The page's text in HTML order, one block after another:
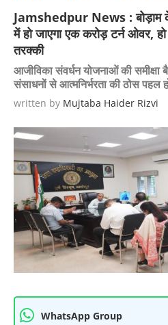
Jamshedpur News : बोड़ाम
में हो जाएगा एक करोड़ टर्न ओवर, हो
तरक्की
आजीविका संवर्धन योजनाओं की
संसाधनों से आत्मनिर्भरता की ठोस पहल
written by Mujtaba Haider Rizvi
WhatsApp Group